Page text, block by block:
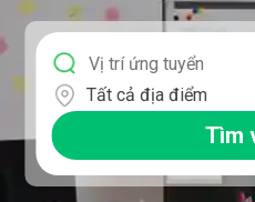
Tất cả địa điểm
Tìm